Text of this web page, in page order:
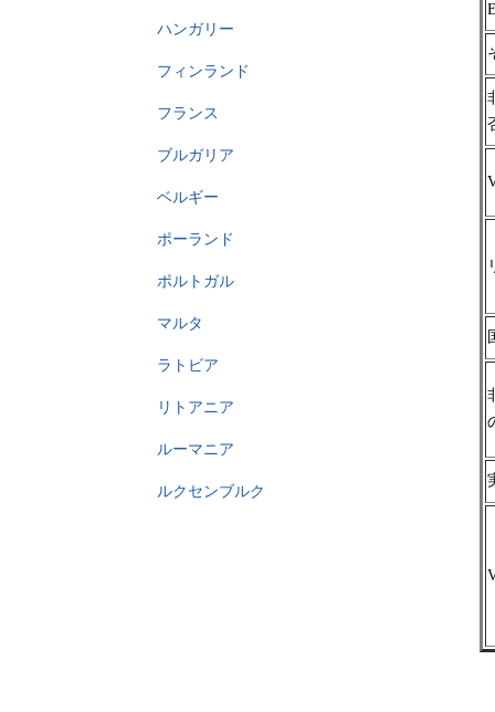
ハンガリー
フィンランド
フランス
ブルガリア
ベルギー
ポーランド
ポルトガル
マルタ
ラトビア
リトアニア
ルーマニア
ルクセンブルク